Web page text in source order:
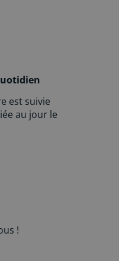
est suivie
au jour le
!